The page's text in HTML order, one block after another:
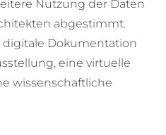
Nutzung der Daten
abgestimmt.
digitale Dokumentation
eine virtuelle
wissenschaftliche